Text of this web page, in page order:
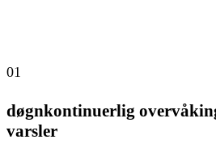
01
døgnkontinuerlig
varsler